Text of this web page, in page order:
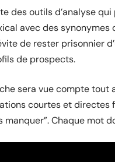
des outils d’analyse
avec des synonymes
de rester prisonnier
de prospects.
sera vue compte
courtes et directes
manquer”. Chaque mot